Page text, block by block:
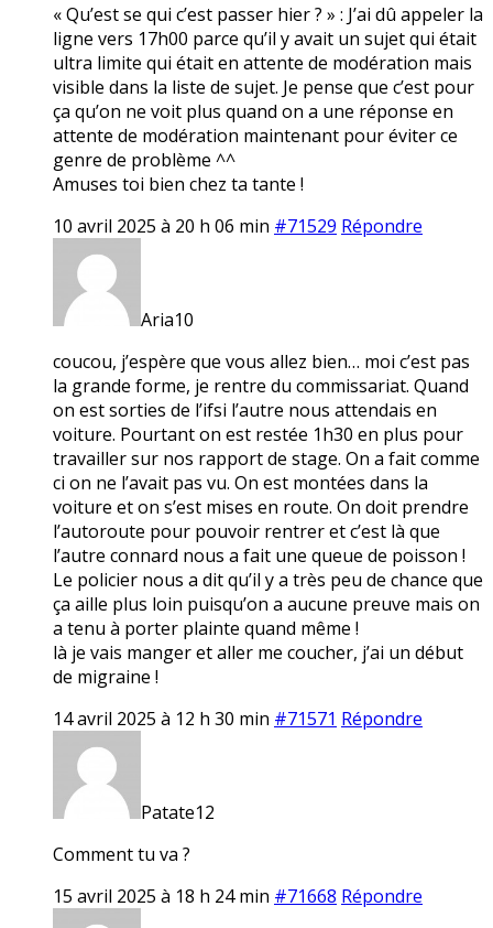
« Qu’est se qui c’est passer hier ? » : J’ai dû appeler la
ligne vers 17h00 parce qu’il y avait un sujet qui était
ultra limite qui était en attente de modération mais
visible dans la liste de sujet. Je pense que c’est pour
ça qu’on ne voit plus quand on a une réponse en
attente de modération maintenant pour éviter ce
genre de problème ^^
Amuses toi bien chez ta tante !
10 avril 2025 à 20 h 06 min #71529 Répondre
Aria10
coucou, j’espère que vous allez bien… moi c’est pas
la grande forme, je rentre du commissariat. Quand
on est sorties de l’ifsi l’autre nous attendais en
voiture. Pourtant on est restée 1h30 en plus pour
travailler sur nos rapport de stage. On a fait comme
ci on ne l’avait pas vu. On est montées dans la
voiture et on s’est mises en route. On doit prendre
l’autoroute pour pouvoir rentrer et c’est là que
l’autre connard nous a fait une queue de poisson !
Le policier nous a dit qu’il y a très peu de chance que
ça aille plus loin puisqu’on a aucune preuve mais on
a tenu à porter plainte quand même !
là je vais manger et aller me coucher, j’ai un début
de migraine !
14 avril 2025 à 12 h 30 min #71571 Répondre
Patate12
Comment tu va ?
15 avril 2025 à 18 h 24 min #71668 Répondre